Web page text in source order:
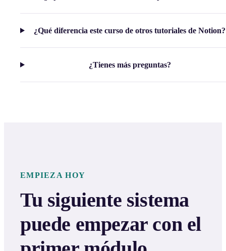
¿Qué diferencia este curso de otros tutoriales de Notion?
¿Tienes más preguntas?
EMPIEZA HOY
Tu siguiente sistema
puede empezar con el